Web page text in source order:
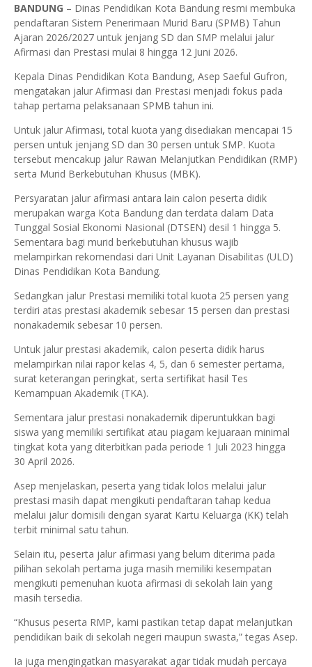
BANDUNG – Dinas Pendidikan Kota Bandung resmi membuka
pendaftaran Sistem Penerimaan Murid Baru (SPMB) Tahun
Ajaran 2026/2027 untuk jenjang SD dan SMP melalui jalur
Afirmasi dan Prestasi mulai 8 hingga 12 Juni 2026.
Kepala Dinas Pendidikan Kota Bandung, Asep Saeful Gufron,
mengatakan jalur Afirmasi dan Prestasi menjadi fokus pada
tahap pertama pelaksanaan SPMB tahun ini.
Untuk jalur Afirmasi, total kuota yang disediakan mencapai 15
persen untuk jenjang SD dan 30 persen untuk SMP. Kuota
tersebut mencakup jalur Rawan Melanjutkan Pendidikan (RMP)
serta Murid Berkebutuhan Khusus (MBK).
Persyaratan jalur afirmasi antara lain calon peserta didik
merupakan warga Kota Bandung dan terdata dalam Data
Tunggal Sosial Ekonomi Nasional (DTSEN) desil 1 hingga 5.
Sementara bagi murid berkebutuhan khusus wajib
melampirkan rekomendasi dari Unit Layanan Disabilitas (ULD)
Dinas Pendidikan Kota Bandung.
Sedangkan jalur Prestasi memiliki total kuota 25 persen yang
terdiri atas prestasi akademik sebesar 15 persen dan prestasi
nonakademik sebesar 10 persen.
Untuk jalur prestasi akademik, calon peserta didik harus
melampirkan nilai rapor kelas 4, 5, dan 6 semester pertama,
surat keterangan peringkat, serta sertifikat hasil Tes
Kemampuan Akademik (TKA).
Sementara jalur prestasi nonakademik diperuntukkan bagi
siswa yang memiliki sertifikat atau piagam kejuaraan minimal
tingkat kota yang diterbitkan pada periode 1 Juli 2023 hingga
30 April 2026.
Asep menjelaskan, peserta yang tidak lolos melalui jalur
prestasi masih dapat mengikuti pendaftaran tahap kedua
melalui jalur domisili dengan syarat Kartu Keluarga (KK) telah
terbit minimal satu tahun.
Selain itu, peserta jalur afirmasi yang belum diterima pada
pilihan sekolah pertama juga masih memiliki kesempatan
mengikuti pemenuhan kuota afirmasi di sekolah lain yang
masih tersedia.
“Khusus peserta RMP, kami pastikan tetap dapat melanjutkan
pendidikan baik di sekolah negeri maupun swasta,” tegas Asep.
Ia juga mengingatkan masyarakat agar tidak mudah percaya